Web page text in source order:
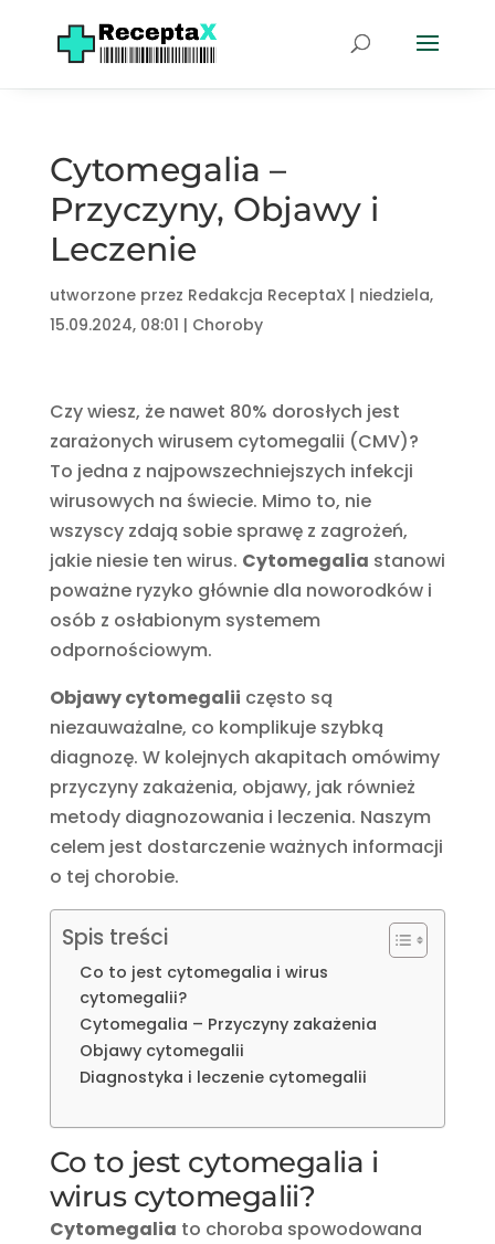
Cytomegalia –
Przyczyny, Objawy i
Leczenie
utworzone przez Redakcja ReceptaX| niedziela,
15.09.2024, 08:01 | Choroby
Czy wiesz, że nawet 80% dorosłych jest
zarażonych wirusem cytomegalii (CMV)?
To jedna z najpowszechniejszych infekcji
wirusowych na świecie. Mimo to, nie
wszyscy zdają sobie sprawę z zagrożeń,
jakie niesie ten wirus. Cytomegalia stanowi
poważne ryzyko głównie dla noworodków i
osób z osłabionym systemem
odpornościowym.
Objawy cytomegalii często są
niezauważalne, co komplikuje szybką
diagnozę. W kolejnych akapitach omówimy
przyczyny zakażenia, objawy, jak również
metody diagnozowania i leczenia. Naszym
celem jest dostarczenie ważnych informacji
o tej chorobie.
Spis treści
Co to jest cytomegalia i wirus
cytomegalii?
Cytomegalia – Przyczyny zakażenia
Objawy cytomegalii
Diagnostyka i leczenie cytomegalii
Co to jest cytomegalia i
wirus cytomegalii?
Cytomegalia to choroba spowodowana